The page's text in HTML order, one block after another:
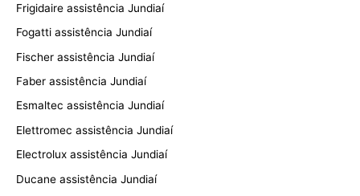
Frigidaire assistência Jundiaí
Fogatti assistência Jundiaí
Fischer assistência Jundiaí
Faber assistência Jundiaí
Esmaltec assistência Jundiaí
Elettromec assistência Jundiaí
Electrolux assistência Jundiaí
Ducane assistência Jundiaí